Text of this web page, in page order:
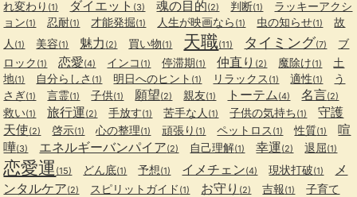
れ変わり (1) ダイエット (3) 魂の目的(2) 判断(1)
ラッキーアクシ
ョン(1) 忍耐(1) 才能発掘(1) 人生が映画なら (1) 虫の知らせ(1)
故
人 (1) 美容(1) 魅力 (2) 買い物(1) 天職(11) タイミング(7)
ブ
ロック (1) 恋愛(4) インコ (1) 停滞期(1) 仲直り (2) 魔除け(1)
土
地(1) 自分らしさ (1) 明日へのヒント (1) リラックス (1) 適性(1)
う
さぎ(1) 言霊(1) 子供(1) 願望(2) 親友(1) トーテム (4) 名言(2)
救い(1) 旅行運(2) 手放す(1) 苦手な人 (1) 子供の気持ち(1)
守護
天使(2) 啓示(1) 心の整理(1) 頑張り (1) ペットロス (1) 性質(1)
喧
嘩(3) エネルギーバンパイア(2) 自己理解(1) 幸運(2) 退屈(1)
恋愛運 (15) どん底(1) 予想(1) イメチェン(4) 現状打破(1)
メ
ンタルケア(2) スピリットガイド (1) お守り (2) 吉報(1) 子育て